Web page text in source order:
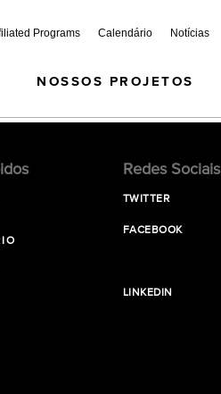
Programs Calendário Notícias
NOSSOS PROJETOS
Redes Sociais
TWITTER
FACEBOOK
LINKEDIN